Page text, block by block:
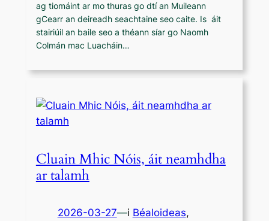
ag tiomáint ar mo thuras go dtí an Muileann
gCearr an deireadh seachtaine seo caite. Is áit
stairiúil an baile seo a théann síar go Naomh
Colmán mac Luacháin…
Cluain Mhic Nóis, áit neamhdha
ar talamh
2026-03-27—i Béaloideas,